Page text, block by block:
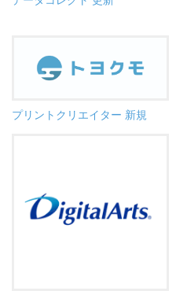
プリントクリエイター 新規